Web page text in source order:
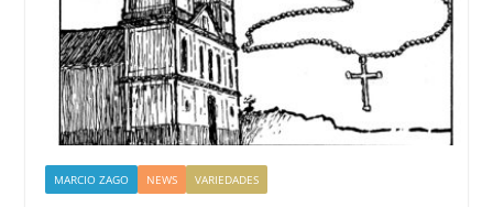
MARCIO ZAGO NEWS VARIEDADES